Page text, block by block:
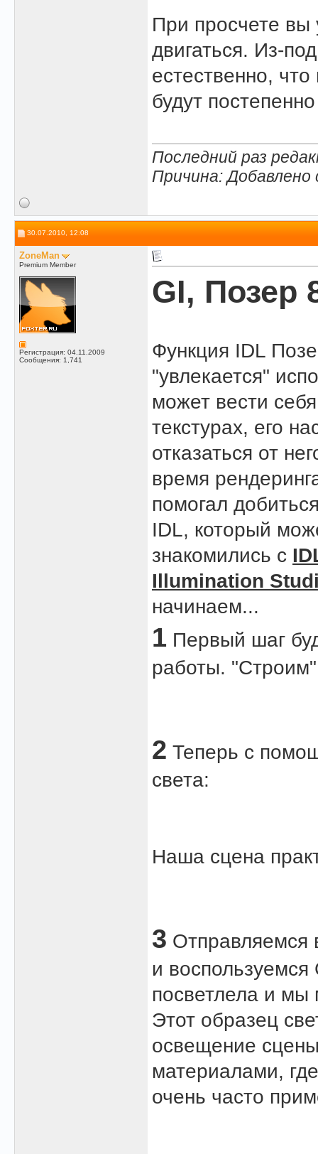
При просчете вы
двигаться. Из-
естественно,
будут
Последний раз
Причина:
30.07.2010, 12:08
ZoneMan
Premium Member
Регистрация: 04.11.2009
Сообщения: 1,741
GI, Позер
Функция IDL
"увлекается"
может вести
текстурах, его
отказаться от
время
помогал
IDL, который
знакомились с
Illumination
начинаем...
1 Первый шаг
работы. "Строим"
2 Теперь с
света:
Наша сцена
3 Отправляемся
и
посветлела и мы
Этот образец
освещение
материалами,
очень часто